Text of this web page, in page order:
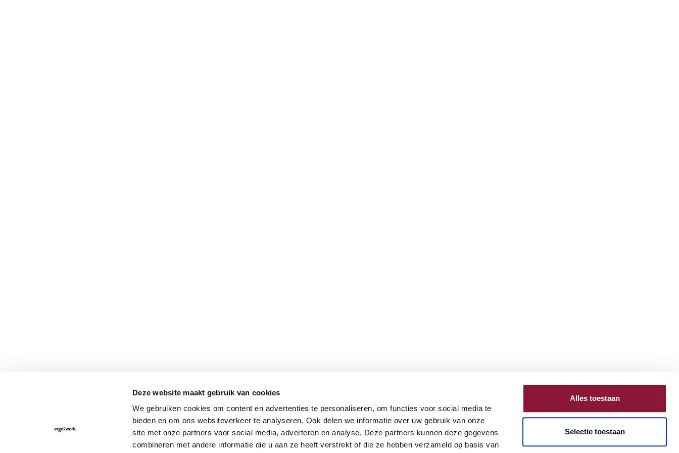
Deze website maakt gebruik van cookies
We gebruiken cookies om content en advertenties te personaliseren, om functies voor social media te
bieden en om ons websiteverkeer te analyseren. Ook delen we informatie over uw gebruik van onze
site met onze partners voor social media, adverteren en analyse. Deze partners kunnen deze gegevens
combineren met andere informatie die u aan ze heeft verstrekt of die ze hebben verzameld op basis van
Alles toestaan
Selectie toestaan